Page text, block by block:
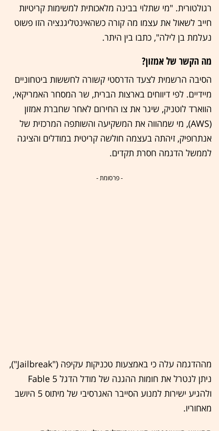
רגולטורית. "מי שתלוי בבינה מלאכותית למשימות קריטיות
חייב לשאול את עצמו מה קורה כשהאינטליגנציה הזו פשוט
נעלמת בן לילה", כתבו בין היתר.
מה הקשר של אמזון?
הסיבה הרשמית לצעד הדרסטי קשורה לחששות ביטחוניים
מיידיים. לפי דיווחים בארצות הברית, שר המסחר האמריקאי,
הווארד לוטניק, שיגר את צו החירום לאחר שחברת אמזון
(AWS), מי שמהווה את המשקיעה והשותפה המרכזית של
אנתרופיק, זיהתה בעצמה חולשה קריטית במודלים והציגה
לממשל הדגמה חסרת תקדים.
- פרסומת -
מההדגמה עלה כי באמצעות טכניקות עקיפה ("Jailbreak"),
ניתן לנטרל את חומות ההגנה של מודל הדגל Fable 5
ולהגיע ישירות למנוע הסייבר האגרסיבי של מיתוס 5 היושב
מאחוריו.